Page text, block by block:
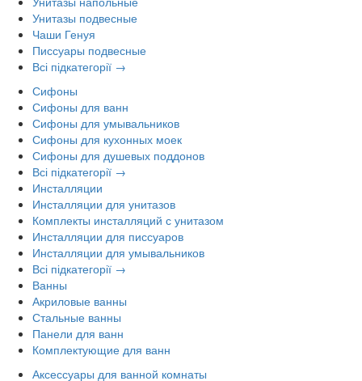
Унитазы подвесные
Чаши Генуя
Писсуары подвесные
Всі підкатегорії →
Сифоны
Сифоны для ванн
Сифоны для умывальников
Сифоны для кухонных моек
Сифоны для душевых поддонов
Всі підкатегорії →
Инсталляции
Инсталляции для унитазов
Комплекты инсталляций с унитазом
Инсталляции для писсуаров
Инсталляции для умывальников
Всі підкатегорії →
Ванны
Акриловые ванны
Стальные ванны
Панели для ванн
Комплектующие для ванн
Аксессуары для ванной комнаты